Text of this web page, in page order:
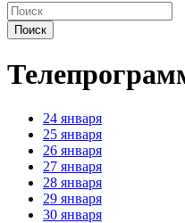
24 января
25 января
26 января
27 января
28 января
29 января
30 января